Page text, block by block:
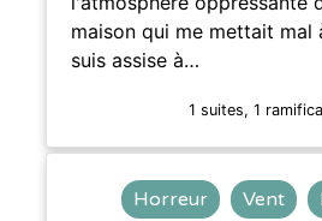
maison qui me mettait mal
suis assise à…
1 suites, 1
Horreur Vent